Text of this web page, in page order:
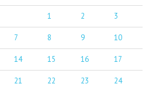
1 2 3
7 8 9 10
14 15 16 17
21 22 23 24